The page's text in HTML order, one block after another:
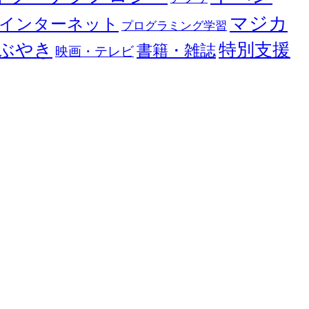
ンターネット プログラミング学習 マジカ
やき 映画・テレビ書籍・雑誌特別支援